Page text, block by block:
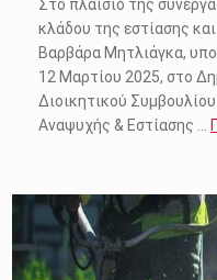
Στο πλαίσιο της
κλάδου της εστίασης
Βαρβάρα Μητλιάγκα,
12 Μαρτίου 2025, στο
Διοικητικού
Αναψυχής & Εστίασης …